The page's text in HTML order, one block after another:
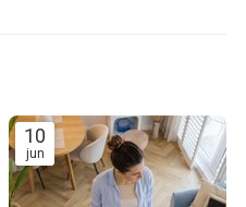
10
jun